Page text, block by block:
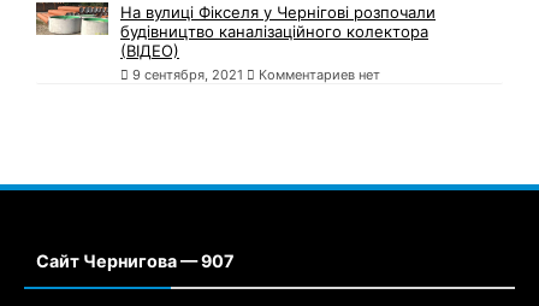
На вулиці Фікселя у Чернігові розпочали
будівництво каналізаційного колектора
(ВІДЕО)
9 сентября, 2021 Комментариев нет
Сайт Чернигова — 907